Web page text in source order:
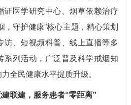
证医学研究中心、烟草依赖治疗
，守护健康”核心主题，精心策划
访、短视频科普、线上直播等多
系列活动，广泛普及科学戒烟知
全民健康水平提质升级。
联建，服务患者“零距离”